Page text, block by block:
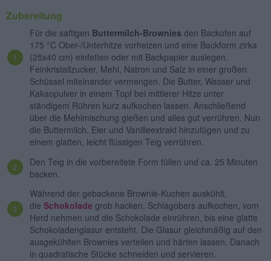
Zubereitung
Für die saftigen Buttermilch-Brownies den Backofen auf
175 °C Ober-/Unterhitze vorheizen und eine Backform zirka
(25x40 cm) einfetten oder mit Backpapier auslegen.
Feinkristallzucker, Mehl, Natron und Salz in einer großen
Schüssel miteinander vermengen. Die Butter, Wasser und
Kakaopulver in einem Topf bei mittlerer Hitze unter
ständigem Rühren kurz aufkochen lassen. Anschließend
über die Mehlmischung gießen und alles gut verrühren. Nun
die Buttermilch, Eier und Vanilleextrakt hinzufügen und zu
einem glatten, leicht flüssigen Teig verrühren.
Den Teig in die vorbereitete Form füllen und ca. 25 Minuten
backen.
Während der gebackene Brownie-Kuchen auskühlt,
die Schokolade grob hacken. Schlagobers aufkochen, vom
Herd nehmen und die Schokolade einrühren, bis eine glatte
Schokoladenglasur entsteht. Die Glasur gleichmäßig auf den
ausgekühlten Brownies verteilen und härten lassen. Danach
in quadratische Stücke schneiden und servieren.